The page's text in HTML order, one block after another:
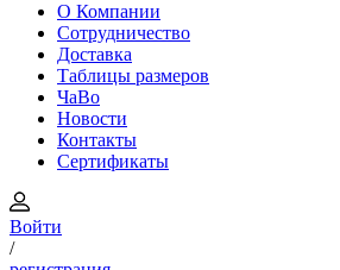
О Компании
Сотрудничество
Доставка
Таблицы размеров
ЧаВо
Новости
Контакты
Сертификаты
Войти
/